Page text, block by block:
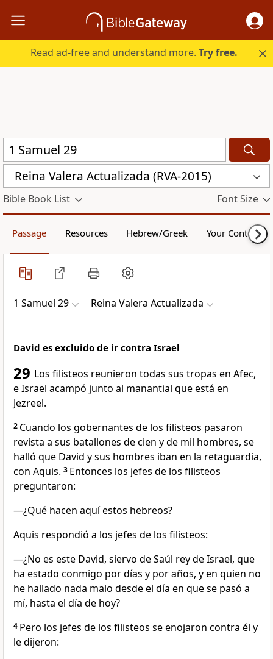
Read ad-free and understand more.Try free.
Reina Valera Actualizada (RVA-2015)
Bible Book List Font Size
Passage Resources Hebrew/Greek Your Content
1 Samuel 29 Reina Valera Actualizada
David es excluido de ir contra Israel
29 Los filisteos reunieron todas sus tropas en Afec,
e Israel acampó junto al manantial que está en
Jezreel.
2 Cuando los gobernantes de los filisteos pasaron
revista a sus batallones de cien y de mil hombres, se
halló que David y sus hombres iban en la retaguardia,
con Aquis. 3 Entonces los jefes de los filisteos
preguntaron:
—¿Qué hacen aquí estos hebreos?
Aquis respondió a los jefes de los filisteos:
—¿No es este David, siervo de Saúl rey de Israel, que
ha estado conmigo por días y por años, y en quien no
he hallado nada malo desde el día en que se pasó a
mí, hasta el día de hoy?
4 Pero los jefes de los filisteos se enojaron contra él y
le dijeron: